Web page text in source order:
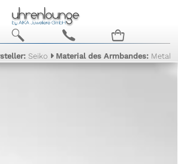
b c n
Seiko Material des Armbandes: Metall